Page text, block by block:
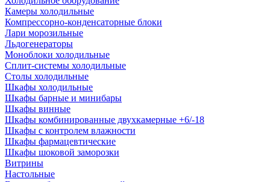
Камеры холодильные
Компрессорно-конденсаторные блоки
Лари морозильные
Льдогенераторы
Моноблоки холодильные
Сплит-системы холодильные
Столы холодильные
Шкафы холодильные
Шкафы барные и минибары
Шкафы винные
Шкафы комбинированные двухкамерные +6/-18
Шкафы с контролем влажности
Шкафы фармацевтические
Шкафы шоковой заморозки
Витрины
Настольные